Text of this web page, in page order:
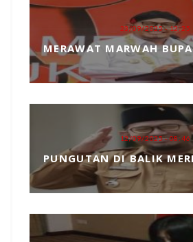
23/09/2025 - 12:25
12/09/2025 - 08:46